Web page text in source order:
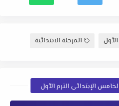
المرحلة الابتدائية
الإبتدائى الترم الأول